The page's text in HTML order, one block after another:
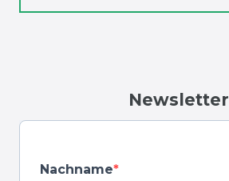
Newsletter
Nachname